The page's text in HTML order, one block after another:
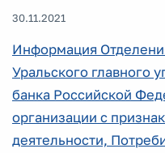
30.11.2021
Информация
Уральского главного
банка Российской
организации с
деятельности,